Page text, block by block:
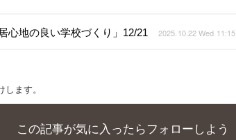
心地の良い学校づくり」12/21 2025.10.22 Wed 11:15
ます。
この記事が気に入ったらフォローしよう